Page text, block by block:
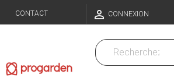
CONTACT  CONNEXION